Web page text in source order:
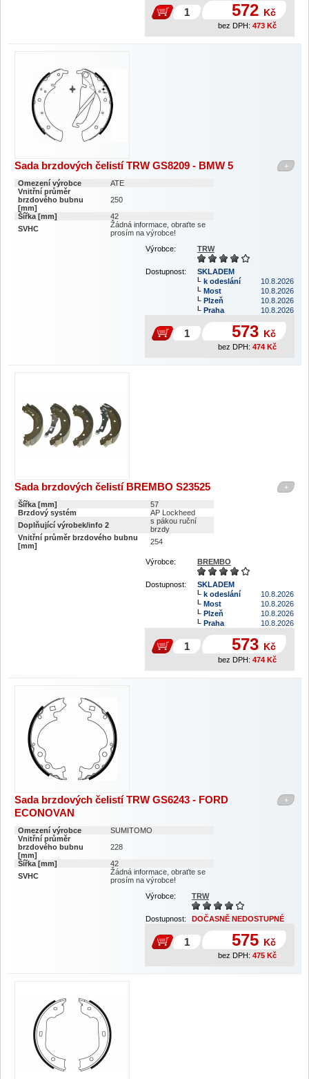
572 Kč
bez DPH: 473 Kč
+
Sada brzdových čelistí TRW GS8209 - BMW 5
Omezení výrobce
ATE
Vnitřní průměr
brzdového bubnu
[mm]
250
Šířka [mm]
42
SVHC
Žádná informace, obraťte se
prosím na výrobce!
Výrobce:
TRW
Dostupnost:
SKLADEM
k odeslání
10.8.2026
Most
10.8.2026
Plzeň
10.8.2026
Praha
10.8.2026
573 Kč
bez DPH: 474 Kč
+
Sada brzdových čelistí BREMBO S23525
Šířka [mm]
57
Brzdový systém
AP Lockheed
Doplňující výrobek/info 2
s pákou ruční
brzdy
Vnitřní průměr brzdového bubnu
[mm]
254
Výrobce: BREMBO
Dostupnost:
SKLADEM
k odeslání
10.8.2026
Most
10.8.2026
Plzeň
10.8.2026
Praha
10.8.2026
573 Kč
bez DPH: 474 Kč
+
Sada brzdových čelistí TRW GS6243 - FORD
ECONOVAN
Omezení výrobce
SUMITOMO
Vnitřní průměr
brzdového bubnu
[mm]
228
Šířka [mm]
42
SVHC
Žádná informace, obraťte se
prosím na výrobce!
Výrobce:
TRW
Dostupnost: DOČASNĚ NEDOSTUPNÉ
575 Kč
bez DPH: 475 Kč